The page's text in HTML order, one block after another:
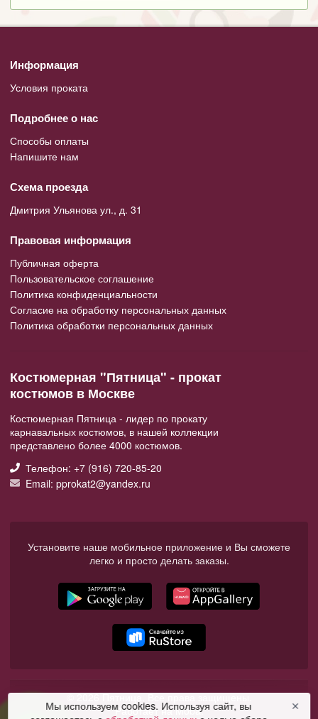
Информация
Условия проката
Подробнее о нас
Способы оплаты
Напишите нам
Схема проезда
Дмитрия Ульянова ул., д. 31
Правовая информация
Публичная оферта
Пользовательское соглашение
Политика конфиденциальности
Согласие на обработку персональных данных
Политика обработки персональных данных
Костюмерная "Пятница" - прокат
костюмов в Москве
Костюмерная Пятница - лидер по прокату
карнавальных костюмов, в нашей коллекции
представлено более 4000 костюмов.
Телефон: +7 (916) 720-85-20
Email: pprokat2@yandex.ru
Установите наше мобильное приложение и Вы сможете
легко и просто делать заказы.
© 2026 Пятница. Все права защищены.
Работает на Moba.
Мы используем cookies. Используя сайт, вы
✕